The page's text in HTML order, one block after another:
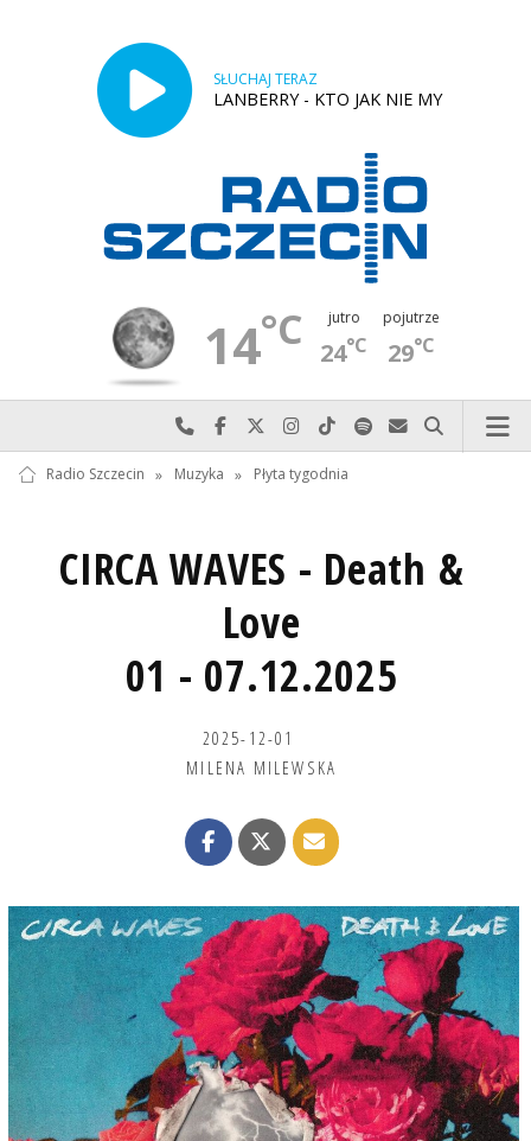
SŁUCHAJ TERAZ
LANBERRY - KTO JAK NIE MY
14°C jutro
24°C
pojutrze
29°C
Najlepiej po prostu do nas zadzwoń
Odwiedź nas na Facebook-u
Odwiedź nas na X
Odwiedź nas na Instagram-ie
Odwiedź nas na TikTok-u
Szukaj nas na Spotify
Wyślij do nas
Szukaj
Radio Szczecin » Muzyka » Płyta tygodnia
CIRCA WAVES - Death &
Love
01 - 07.12.2025
2025-12-01
MILENA MILEWSKA